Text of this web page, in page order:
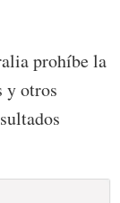
prohíbe la
y otros